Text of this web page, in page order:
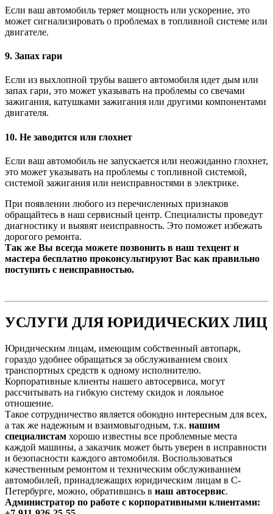
Если ваш автомобиль теряет мощность или ускорение, это
может сигнализировать о проблемах в топливной системе или
двигателе.
9. Запах гари
Если из выхлопной трубы вашего автомобиля идет дым или
запах гари, это может указывать на проблемы со свечами
зажигания, катушками зажигания или другими компонентами
двигателя.
10. Не заводится или глохнет
Если ваш автомобиль не запускается или неожиданно глохнет,
это может указывать на проблемы с топливной системой,
системой зажигания или неисправностями в электрике.
При появлении любого из перечисленных признаков
обращайтесь в наш сервисный центр. Специалисты проведут
диагностику и выявят неисправность. Это поможет избежать
дорогого ремонта.
Так же Вы всегда можете позвонить в наш техцент и
мастера бесплатно проконсультируют Вас как правильно
поступить с неисправностью.
УСЛУГИ ДЛЯ ЮРИДИЧЕСКИХ ЛИЦ
Юридическим лицам, имеющим собственный автопарк,
гораздо удобнее обращаться за обслуживанием своих
транспортных средств к одному исполнителю.
Корпоративные клиенты нашего автосервиса, могут
рассчитывать на гибкую систему скидок и лояльное
отношение.
Такое сотрудничество является обоюдно интересным для всех,
а так же надежным и взаимовыгодным, т.к. нашим
специалистам хорошо известны все проблемные места
каждой машины, а заказчик может быть уверен в исправности
и безопасности каждого автомобиля. Воспользоваться
качественным ремонтом и техническим обслуживанием
автомобилей, принадлежащих юридическим лицам в С-
Петербурге, можно, обратившись в наш автосервис.
Администратор по работе с корпоративными клиентами: